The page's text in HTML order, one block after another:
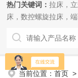
热门关键词：拉床，
床，数控螺旋拉床，
当前位置：首页